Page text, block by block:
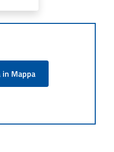
in Mappa